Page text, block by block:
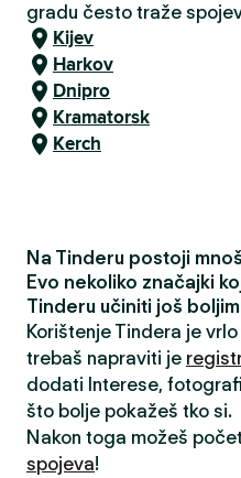
gradu često traže
Kijev
Harkov
Dnipro
Kramatorsk
Kerch
Na Tinderu postoji
Evo nekoliko značajki
Tinderu učiniti još
Korištenje Tindera je
trebaš napraviti je
dodati Interese,
što bolje pokažeš tko si.
Nakon toga možeš
spojeva!